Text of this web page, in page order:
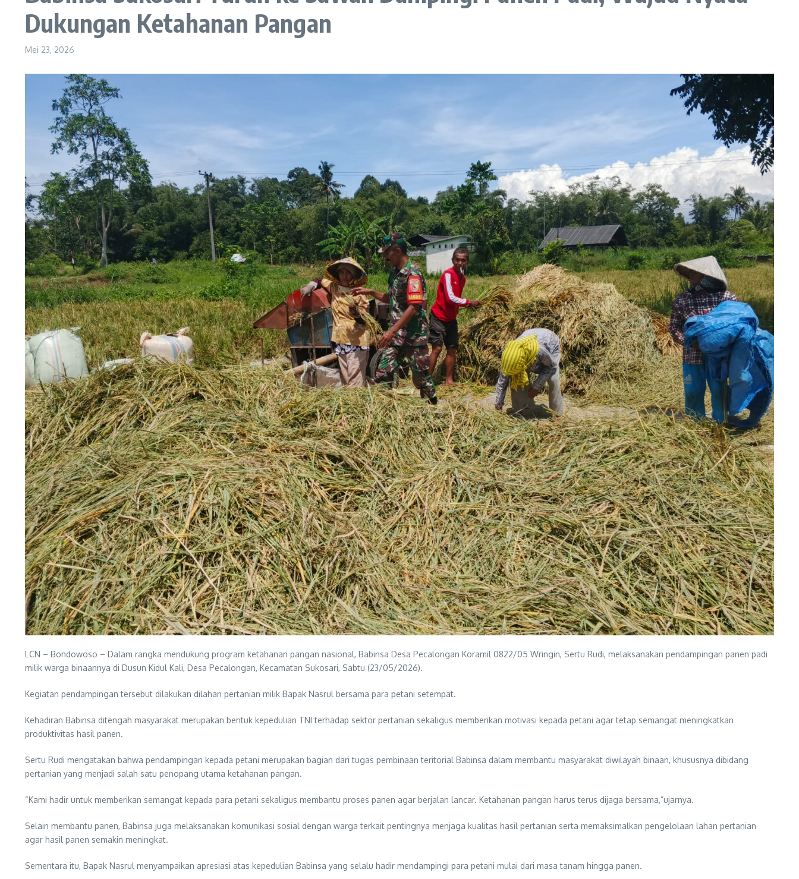
Dukungan Ketahanan Pangan
Mei 23, 2026
LCN – Bondowoso – Dalam rangka mendukung program ketahanan pangan nasional, Babinsa Desa Pecalongan Koramil 0822/05 Wringin, Sertu Rudi, melaksanakan pendampingan panen padi
milik warga binaannya di Dusun Kidul Kali, Desa Pecalongan, Kecamatan Sukosari, Sabtu (23/05/2026).
Kegiatan pendampingan tersebut dilakukan dilahan pertanian milik Bapak Nasrul bersama para petani setempat.
Kehadiran Babinsa ditengah masyarakat merupakan bentuk kepedulian TNI terhadap sektor pertanian sekaligus memberikan motivasi kepada petani agar tetap semangat meningkatkan
produktivitas hasil panen.
Sertu Rudi mengatakan bahwa pendampingan kepada petani merupakan bagian dari tugas pembinaan teritorial Babinsa dalam membantu masyarakat diwilayah binaan, khususnya dibidang
pertanian yang menjadi salah satu penopang utama ketahanan pangan.
“Kami hadir untuk memberikan semangat kepada para petani sekaligus membantu proses panen agar berjalan lancar. Ketahanan pangan harus terus dijaga bersama,”ujarnya.
Selain membantu panen, Babinsa juga melaksanakan komunikasi sosial dengan warga terkait pentingnya menjaga kualitas hasil pertanian serta memaksimalkan pengelolaan lahan pertanian
agar hasil panen semakin meningkat.
Sementara itu, Bapak Nasrul menyampaikan apresiasi atas kepedulian Babinsa yang selalu hadir mendampingi para petani mulai dari masa tanam hingga panen.